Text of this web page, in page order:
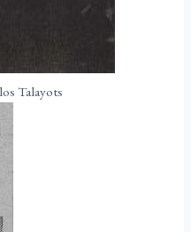
Talayots